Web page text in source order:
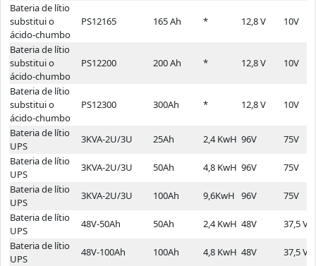
Bateria de lítio
substitui o
ácido-chumbo
PS12165 165 Ah * 12,8 V 10V
Bateria de lítio
substitui o
ácido-chumbo
PS12200 200 Ah * 12,8 V 10V
Bateria de lítio
substitui o
ácido-chumbo
PS12300 300Ah * 12,8 V 10V
Bateria de lítio
UPS
3KVA-2U/3U 25Ah 2,4 KwH 96V
75V
Bateria de lítio
UPS
3KVA-2U/3U 50Ah 4,8 KwH 96V
75V
Bateria de lítio
UPS
3KVA-2U/3U 100Ah 9,6KwH 96V
75V
Bateria de lítio
UPS
48V-50Ah 50Ah 2,4 KwH 48V
37,5 V
Bateria de lítio
UPS
48V-100Ah 100Ah 4,8 KwH 48V 37,5 V